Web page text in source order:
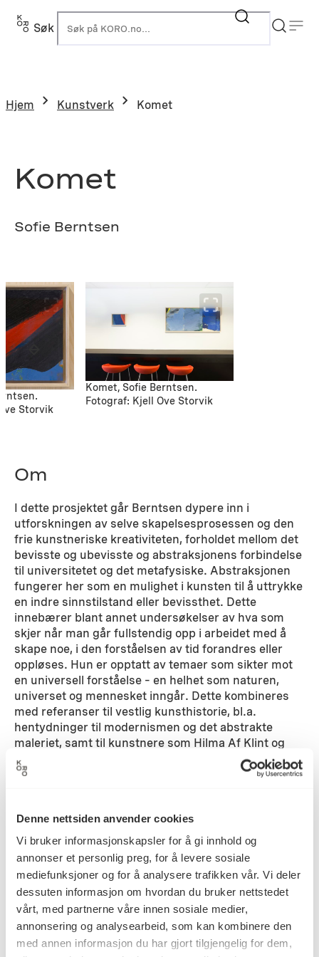
Denne nettsiden anvender cookies
Vi bruker informasjonskapsler for å gi innhold og
annonser et personlig preg, for å levere sosiale
mediefunksjoner og for å analysere trafikken vår. Vi deler
dessuten informasjon om hvordan du bruker nettstedet
vårt, med partnerne våre innen sosiale medier,
annonsering og analysearbeid, som kan kombinere den
med annen informasjon du har gjort tilgjengelig for dem,
Hopp
Søk
Hjem Kunstverk Komet
Komet
Sofie Berntsen
Storvik
Komet, Sofie Berntsen.
Fotograf: Kjell Ove Storvik
Om
I dette prosjektet går Berntsen dypere inn i
utforskningen av selve skapelsesprosessen og den
frie kunstneriske kreativiteten, forholdet mellom det
bevisste og ubevisste og abstraksjonens forbindelse
til universitetet og det metafysiske. Abstraksjonen
fungerer her som en mulighet i kunsten til å uttrykke
en indre sinnstilstand eller bevissthet. Dette
innebærer blant annet undersøkelser av hva som
skjer når man går fullstendig opp i arbeidet med å
skape noe, i den forståelsen av tid forandres eller
oppløses. Hun er opptatt av temaer som sikter mot
en universell forståelse – en helhet som naturen,
universet og mennesket inngår. Dette kombineres
med referanser til vestlig kunsthistorie, bl.a.
hentydninger til modernismen og det abstrakte
maleriet, samt til kunstnere som Hilma Af Klint og
Agnes Martin.
Datering 2014
Kunstner Sofie Berntsen